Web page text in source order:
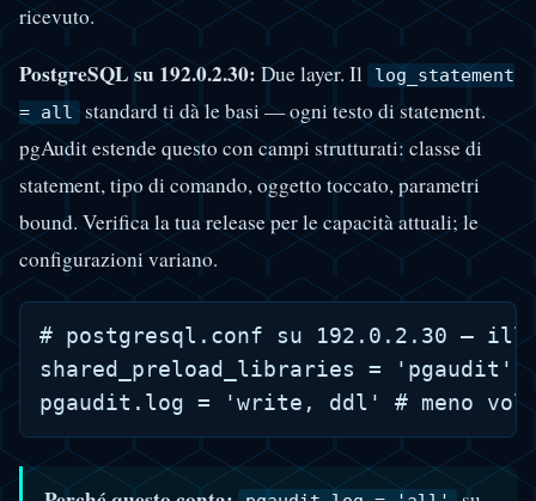
ricevuto.
PostgreSQL su 192.0.2.30: Due layer. Il
log_statement
= all standard ti dà le basi — ogni testo di statement.
pgAudit estende questo con campi strutturati: classe di
statement, tipo di comando, oggetto toccato, parametri
bound. Verifica la tua release per le capacità attuali; le
configurazioni variano.
# postgresql.conf su 192.0.2.30 —
shared_preload_libraries = 'pgaudit'